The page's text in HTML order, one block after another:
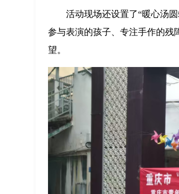
活动现场还设置了“暖心汤
参与表演的孩子、专注手作的残
望。